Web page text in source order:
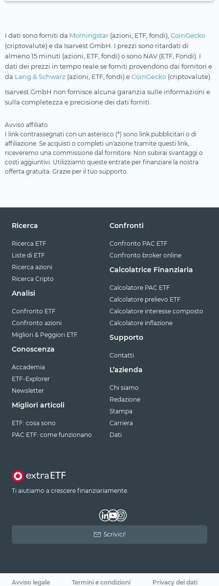
I dati sono forniti da Morningstar (azioni, ETF, fondi), CoinGecko
(criptovalute) e da Isarvest GmbH. I prezzi sono ritardati di
almeno 15 minuti (azioni, ETF, fondi) o sono NAV (ETF, Fondi). I
dati dei prezzi in tempo reale se forniti provendono dai fornitori e
da Lang & Schwarz (azioni, ETF, fondi) eCoinGecko (criptovalute).
Isarvest GmbH non fornisce alcuna garanzia sulle informazioni e
sulla completezza e precisione dei dati forniti.
Avviso affiliato
I link contrassegnati con un asterisco (*) sono link pubblicitari o di
affiliazione. Se acquisti o completi un'azione tramite questi link,
riceveremo una commissione dal fornitore. Non subirai svantaggi o
costi aggiuntivi. Utilizziamo queste entrate per finanziare la nostra
offerta gratuita. Grazie per il tuo supporto.
Ricerca
Ricerca ETF
Liste di ETF
Ricerca azioni
Ricerca Cripto
Analisi
Confronto ETF
Confronto azioni
Migliori & Peggiori ETF
Conoscenza
Accademia
ETF-Explorer
Newsletter
Migliori articoli
ETF: cosa sono
PAC ETF: come funzionano
Confronti
Confronto PAC ETF
Confronto broker online
Calcolatrice Finanziaria
Calcolatore PAC ETF
Calcolatore prelievo ETF
Calcolatore interesse composto
Calcolatore inflazione
Supporto
Contatti
L’azienda
Chi siamo
Redazione
Stampa
Carriera
Dati
Ti aiutiamo a crescere finanziariamente.
Scrivici!
Avviso legale Termini e condizioni Privacy dei dati